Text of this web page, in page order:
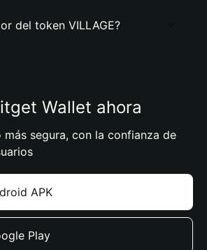
del token VILLAGE?
Wallet ahora
segura, con la confianza de
APK
Play